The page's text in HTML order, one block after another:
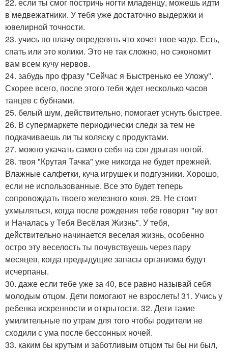
22. если ты смог постричь ногти младенцу, можешь идти
в медвежатники. У тебя уже достаточно выдержки и
ювелирной точности.
23. учись по плачу определять что хочет твое чадо. Есть,
спать или это колики. Это не так сложно, но сэкономит
вам всем кучу нервов.
24. забудь про фразу "Сейчас я Быстренько ее Уложу".
Скорее всего, после этого тебя ждет несколько часов
танцев с бубнами.
25. белый шум, действительно, помогает уснуть быстрее.
26. В супермаркете периодически следи за тем не
подкачиваешь ли ты коляску с продуктами.
27. можно укачать самого себя на сон дрыгая ногой.
28. твоя "Крутая Тачка" уже никогда не будет прежней.
Влажные салфетки, куча игрушек и подгузники. Хорошо,
если не использованные. Все это будет теперь
сопровождать твоего железного коня. 29. Не стоит
ухмыляться, когда после рождения тебе говорят "ну вот
и Началась у Тебя Весёлая Жизнь". У тебя,
действительно начинается веселая жизнь, особенно
остро эту веселость ты почувствуешь через пару
месяцев, когда предыдущие запасы организма будут
исчерпаны.
30. даже если тебе уже за 40, все равно называй себя
молодым отцом. Дети помогают не взрослеть! 31. Учись у
ребенка искренности и открытости. 32. Дети такие
умилительные по утрам для того чтобы родители не
сходили с ума после бессонных ночей.
33. каким бы крутым и заботливым отцом ты бы ни был,